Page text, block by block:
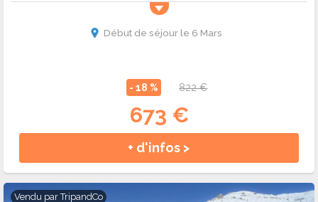
Début de séjour le 6 Mars
- 18 % 822 €
673 €
+ d'infos >
Vendu parTripandCo